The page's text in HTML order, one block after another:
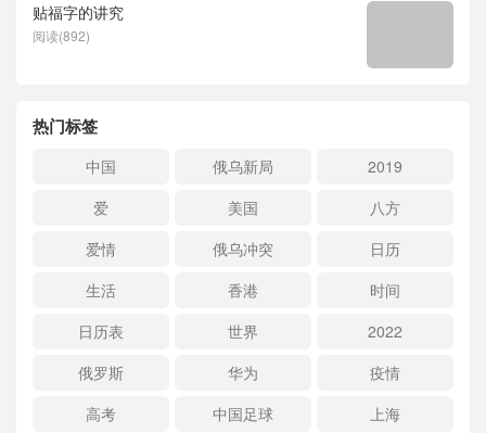
贴福字的讲究
阅读(892)
热门标签
中国 俄乌新局
2019
爱
美国
八方
爱情
俄乌冲突
日历
生活
香港
时间
日历表
世界
2022
俄罗斯
华为
疫情
高考
中国足球 上海